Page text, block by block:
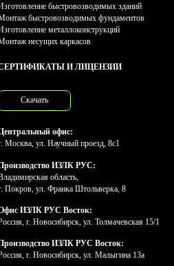
быстровозводимых зданий
быстровозводимых фундаментов
металлоконструкций
несущих каркасов
И ЛИЦЕНЗИИ
Скачать
офис:
Москва, ул. Научный проезд, 8с1
ИЗЛК РУС:
область,
Покров, ул. Франка Штольверка, 8
ИЗЛК РУС Восток:
г. Новосибирск, ул. Толмачевская 15/1
ИЗЛК РУС Восток:
г. Новосибирск, ул. Малыгина 13а